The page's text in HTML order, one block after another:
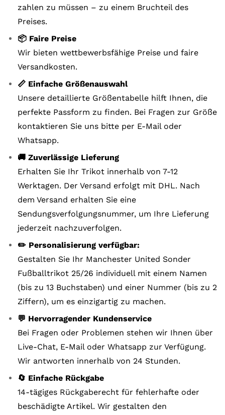
zahlen zu müssen – zu einem Bruchteil des
Preises.
📦 Faire Preise
Wir bieten wettbewerbsfähige Preise und faire
Versandkosten.
📏 Einfache Größenauswahl
Unsere detaillierte Größentabelle hilft Ihnen, die
perfekte Passform zu finden. Bei Fragen zur Größe
kontaktieren Sie uns bitte per E-Mail oder
Whatsapp.
🚚 Zuverlässige Lieferung
Erhalten Sie Ihr Trikot innerhalb von 7-12
Werktagen. Der Versand erfolgt mit DHL. Nach
dem Versand erhalten Sie eine
Sendungsverfolgungsnummer, um Ihre Lieferung
jederzeit nachzuverfolgen.
✏️ Personalisierung verfügbar:
Gestalten Sie Ihr Manchester United Sonder
Fußballtrikot 25/26 individuell mit einem Namen
(bis zu 13 Buchstaben) und einer Nummer (bis zu 2
Ziffern), um es einzigartig zu machen.
💬 Hervorragender Kundenservice
Bei Fragen oder Problemen stehen wir Ihnen über
Live-Chat, E-Mail oder Whatsapp zur Verfügung.
Wir antworten innerhalb von 24 Stunden.
🔄 Einfache Rückgabe
14-tägiges Rückgaberecht für fehlerhafte oder
beschädigte Artikel. Wir gestalten den